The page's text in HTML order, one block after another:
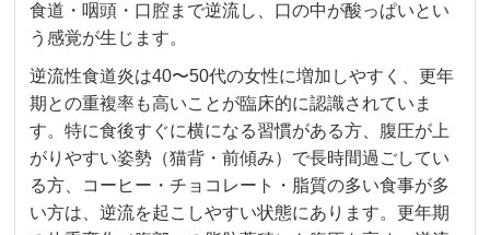
食道・咽頭・口腔まで逆流し、口の中が酸っぱいとい
う感覚が生じます。
逆流性食道炎は40〜50代の女性に増加しやすく、更年
期との重複率も高いことが臨床的に認識されていま
す。特に食後すぐに横になる習慣がある方、腹圧が上
がりやすい姿勢（猫背・前傾み）で長時間過ごしてい
る方、コーヒー・チョコレート・脂質の多い食事が多
い方は、逆流を起こしやすい状態にあります。更年期